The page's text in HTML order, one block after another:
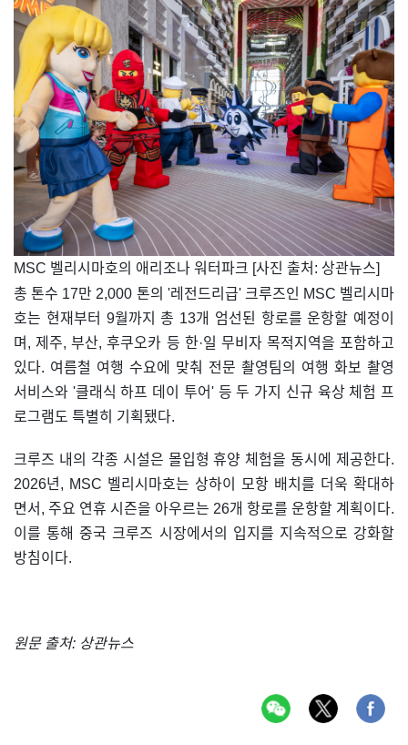
​MSC 벨리시마호의 애리조나 워터파크 [사진 출처: 상관뉴스]
총 톤수 17만 2,000 톤의 '레전드리급' 크루즈인 MSC 벨리시마
호는 현재부터 9월까지 총 13개 엄선된 항로를 운항할 예정이
며, 제주, 부산, 후쿠오카 등 한·일 무비자 목적지역을 포함하고
있다. 여름철 여행 수요에 맞춰 전문 촬영팀의 여행 화보 촬영
서비스와 '클래식 하프 데이 투어' 등 두 가지 신규 육상 체험 프
로그램도 특별히 기획됐다.
크루즈 내의 각종 시설은 몰입형 휴양 체험을 동시에 제공한다.
2026년, MSC 벨리시마호는 상하이 모항 배치를 더욱 확대하
면서, 주요 연휴 시즌을 아우르는 26개 항로를 운항할 계획이다.
이를 통해 중국 크루즈 시장에서의 입지를 지속적으로 강화할
방침이다.
원문 출처: 상관뉴스